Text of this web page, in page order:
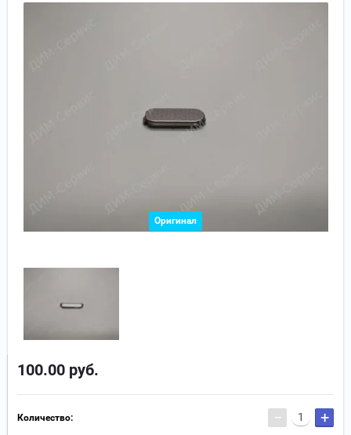
Оригинал
100.00 руб.
Количество: − +